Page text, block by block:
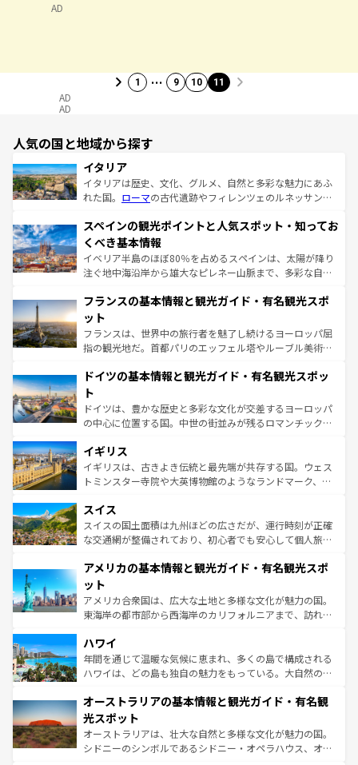
AD
1 … 9 10 11
AD
AD
人気の国と地域から探す
イタリア
イタリアは歴史、文化、グルメ、自然と多彩な魅力にあふ
れた国。 ローマの古代遺跡やフィレンツェのルネッサンス
ろん、トスカーナの美しい田園風景やアマルフィ海岸の絶
景など、自然景観も見逃せない。観光の合間には、本場の
ピザやパスタなど、絶品のイタリア料理を堪能することも
できる。朝目覚めてから夜眠るまで、すべての瞬間を楽し
なお、新着のイタリア情報はコンテンツ一覧を参照してほ
しい。
スペインの観光ポイントと人気スポット・知ってお
くべき基本情報
イベリア半島のほぼ80％を占めるスペインは、太陽が降り
注ぐ地中海沿岸から雄大なピレネー山脈まで、多彩な自然
文化が根付くこの国では、情熱的なフラメンコ、熱気あふ
れる闘牛、そして美味しいタパスが生活の一部となってい
る。首都マドリードの洗練された雰囲気や、バルセロナの
アートに溢れた街角から、地方では古代ローマ遺跡や中世
せる。地方によって風土や気候が異なるスペインはその個
ンテンツ一覧 を参照してほしい。
フランスの基本情報と観光ガイド・有名観光スポ
ット
フランスは、世界中の旅行者を魅了し続けるヨーロッパ屈
指の観光地だ。首都パリのエッフェル塔やルーブル美術館
で、幅広い魅力が詰まっている。華麗な宮殿、歴史的な大
聖堂、美しいビーチ、そして豊かな自然が、訪れる者を心
から魅了する。また、フランスは美食の国としても知ら
れ、フランス料理はユネスコ無形文化遺産にも登録されて
香り高いラベンダー畑など、多彩な楽しみ方が可能だ。さ
らに、パリ以外の地域にも魅力が溢れており、どの街角に
も豊かな歴史と文化が息づいている。パリ以外の個性あふ
を参照してほしい。
ドイツの基本情報と観光ガイド・有名観光スポッ
ト
ドイツは、豊かな歴史と多彩な文化が交差するヨーロッパ
の中心に位置する国。中世の街並みが残るロマンチック街
顔を持つこの国は、どこを歩いても飽きることがない。ベ
ルリンの文化的活気、バイエルン州のアルプスの絶景、そ
してライン川沿いのワイン畑といった風景は必見。ビール
は、お酒好きな人にはぜひ体験してほしい。 なお、新着の
ドイツ情報はコンテンツ一覧を参照してほしい。
イギリス
イギリスは、古きよき伝統と最先端が共存する国。ウェス
トミンスター寺院や大英博物館のようなランドマーク、歴
リアごとに異なる魅力がある。また、優雅なアフタヌーン
ティー、ビール好きにはたまらない英国パブ、サッカー観
戦など、本場だからこそできる体験も豊富。イギリスを旅
ンツ一覧を参照してほしい。
スイス
スイスの国土面積は九州ほどの広さだが、運行時刻が正確
な交通網が整備されており、初心者でも安心して個人旅行
の建物がそのまま残る町や、スイスならではのユニークな
博物館もあり、アルプス観光だけでなく町歩きも満喫する
ことができる。国民の所得が高いため物価も高いが、旅行
者向けの交通パス提供のサービスもあり、うまく活用すれ
着のスイス情報は
アメリカの基本情報と観光ガイド・有名観光スポ
ット
アメリカ合衆国は、広大な土地と多様な文化が魅力の国。
東海岸の都市部から西海岸のカリフォルニアまで、訪れる
のような巨大都市は、観光、ショッピング、エンターテイ
ンメントが詰まった刺激的なスポットだ。一方、アメリカ
西部には大自然が広がり、グランドキャニオンやイエロー
部のニューオーリンズでは、音楽と美食が融合した独特の
文化が魅力。旅行者はアメリカの各地域で異なる魅力を楽
しみながら、その多様性と豊かな歴史を感じることができ
るだろう。車でのロードトリップや列車の旅も、アメリカ
ハワイ
年間を通じて温暖な気候に恵まれ、多くの島で構成される
ハワイは、どの島も独自の魅力をもっている。大自然の神
ワイ島は見逃せない。また、定番の観光地といえばオアフ
島だが、静かな自然を求めるならマウイ島やカウアイ島が
おすすめ。エメラルドグリーンに輝く海をはじめ、豊かな
文化や歴史が息づいている。「アロハスピリット」と呼ば
オーストラリアの基本情報と観光ガイド・有名観
光スポット
オーストラリアは、壮大な自然と多様な文化が魅力の国。
シドニーのシンボルであるシドニー・オペラハウス、オー